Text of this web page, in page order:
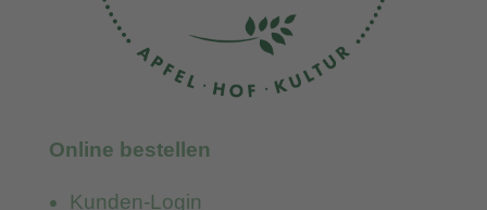
Online bestellen
Kunden-Login